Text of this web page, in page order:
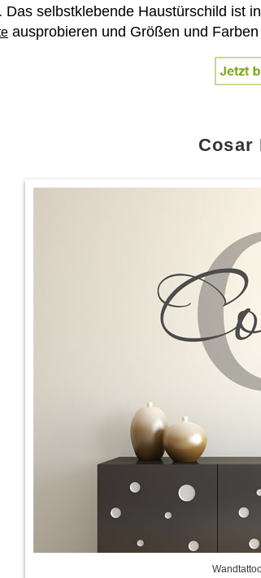
selbstklebende Haustürschild ist
ausprobieren und Größen und
Cosar